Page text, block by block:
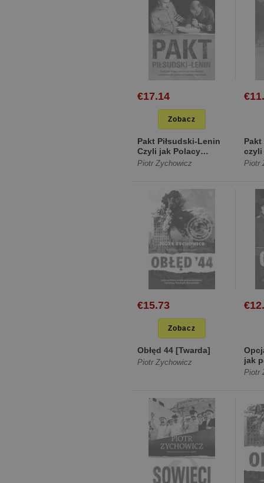
€17.14
Zobacz
Pakt Piłsudski-Lenin
Czyli jak Polacy
uratowali bolszewizm
Piotr Zychowicz
czyli
u
Piotr
€15.73
Zobacz
Obłęd 44 [Twarda]
Piotr Zychowicz
jak
Piotr